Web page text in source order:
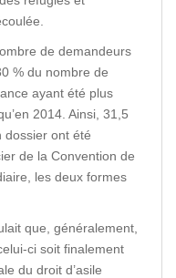
de demandeurs
% du nombre de
ayant été plus
2014. Ainsi, 31,5
dossier ont été
de la Convention de
les deux formes
que, généralement,
ci soit finalement
du droit d’asile